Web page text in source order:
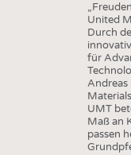
United
Durch
für
Andreas
UMT
Maß an
passen